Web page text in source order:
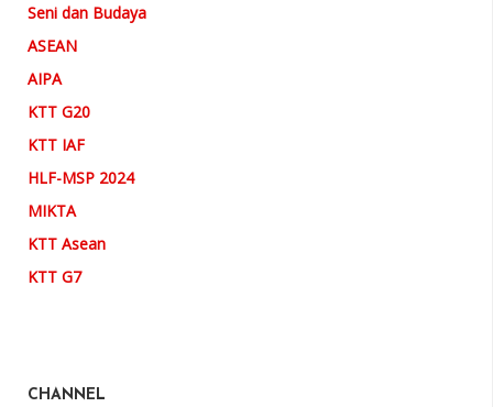
Seni dan Budaya
ASEAN
AIPA
KTT G20
KTT IAF
HLF-MSP 2024
MIKTA
KTT Asean
KTT G7
CHANNEL